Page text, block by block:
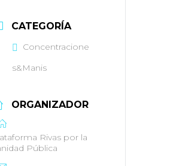
CATEGORÍA
Concentracione
s&Manis
ORGANIZADOR
Rivas por la
Pública